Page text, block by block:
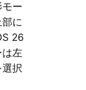
ー
部に
26
左
択